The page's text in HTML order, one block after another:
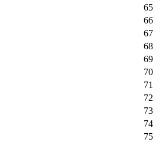
65
66
67
68
69
70
71
72
73
74
75